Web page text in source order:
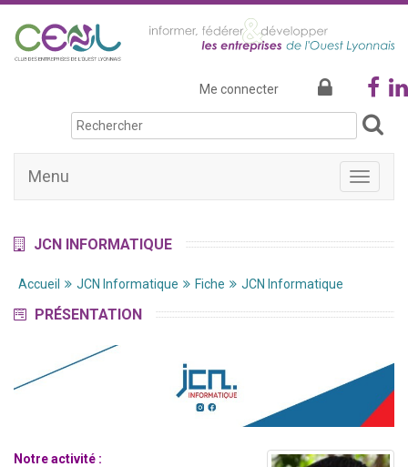
Me connecter
la
Menu
JCN INFORMATIQUE
Accueil JCN Informatique Fiche JCN Informatique
PRÉSENTATION
Notre activité :